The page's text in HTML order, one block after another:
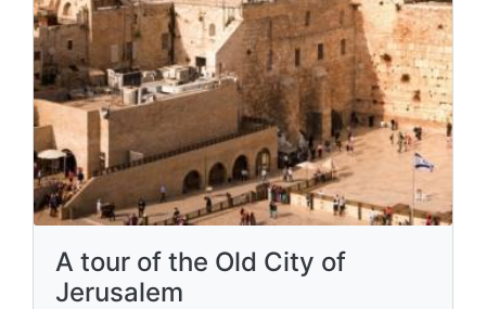
A tour of the Old City of
Jerusalem